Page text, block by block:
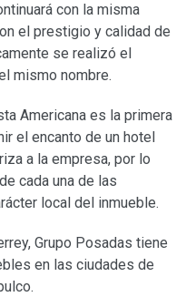
con la misma
el prestigio y calidad de
se realizó el
mismo nombre.
Americana es la primera
el encanto de un hotel
a la empresa, por lo
cada una de las
local del inmueble.
Grupo Posadas tiene
en las ciudades de